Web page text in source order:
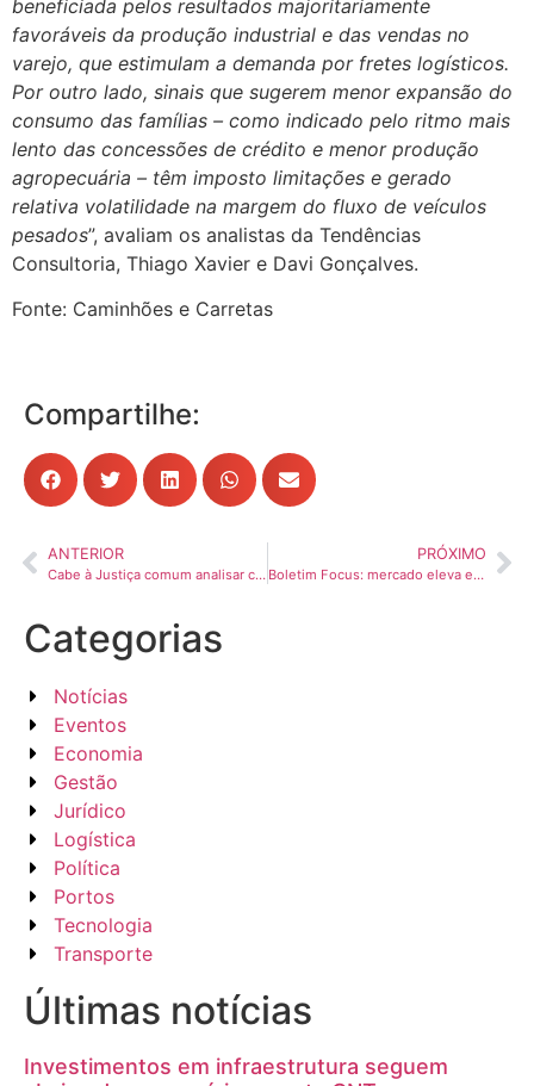
beneficiada pelos resultados majoritariamente
favoráveis da produção industrial e das vendas no
varejo, que estimulam a demanda por fretes logísticos.
Por outro lado, sinais que sugerem menor expansão do
consumo das famílias – como indicado pelo ritmo mais
lento das concessões de crédito e menor produção
agropecuária – têm imposto limitações e gerado
relativa volatilidade na margem do fluxo de veículos
pesados”, avaliam os analistas da Tendências
Consultoria, Thiago Xavier e Davi Gonçalves.
Fonte: Caminhões e Carretas
Compartilhe:
ANTERIOR
Cabe à Justiça comum analisar contrato de transportador autônomo de carga
PRÓXIMO
Boletim Focus: mercado eleva estimativa de inflação em 2024, 2025 e 2026, com estouro da meta neste ano
Categorias
Notícias
Eventos
Economia
Gestão
Jurídico
Logística
Política
Portos
Tecnologia
Transporte
Últimas notícias
Investimentos em infraestrutura seguem